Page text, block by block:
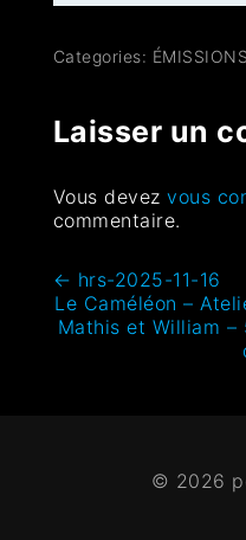
Categories: ÉMISSIONS
Laisser un
Vous devezvous
commentaire.
← hrs-2025-11-16
Le Caméléon –
Mathis et William –
© 2026